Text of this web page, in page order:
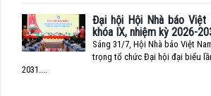
Đại hội Hội Nhà báo Việt
khóa IX, nhiệm kỳ 2026-
Sáng 31/7, Hội Nhà báo Việt
trọng tổ chức Đại hội đại biểu
2031....